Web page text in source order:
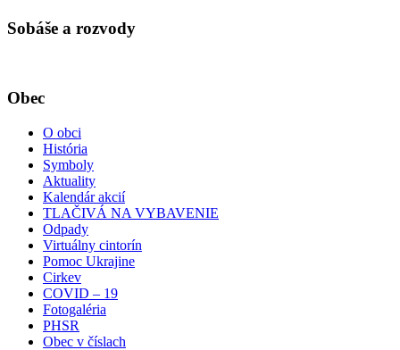
Sobáše a rozvody
Obec
O obci
História
Symboly
Aktuality
Kalendár akcií
TLAČIVÁ NA VYBAVENIE
Odpady
Virtuálny cintorín
Pomoc Ukrajine
Cirkev
COVID – 19
Fotogaléria
PHSR
Obec v číslach